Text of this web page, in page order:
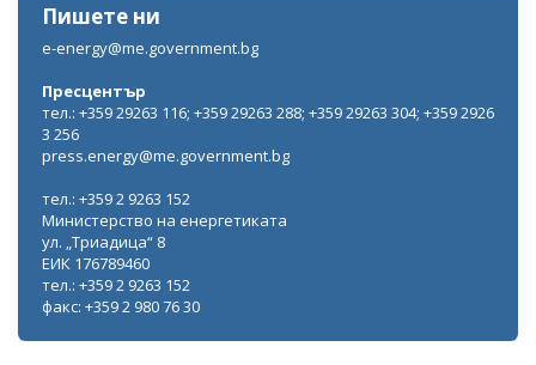
Пишете ни
e-energy@me.government.bg
Пресцентър
тел.: +359 29263 116; +359 29263 288; +359 29263 304; +359 2926
3 256
press.energy@me.government.bg
тел.: +359 2 9263 152
Министерство на енергетиката
ул. „Триадица“ 8
ЕИК 176789460
тел.: +359 2 9263 152
факс: +359 2 980 76 30